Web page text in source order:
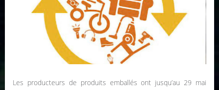
Les producteurs de produits emballés ont jusqu’au 29 mai